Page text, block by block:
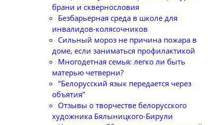
брани и сквернословия
Безбарьерная среда в школе для
инвалидов-колясочников
Сильный мороз не причина пожара в
доме, если заниматься профилактикой
Многодетная семья: легко ли быть
матерью четверни?
"Белорусский язык передается через
объятия"
Отзывы о творчестве белорусского
художника Бялыницкого-Бирули